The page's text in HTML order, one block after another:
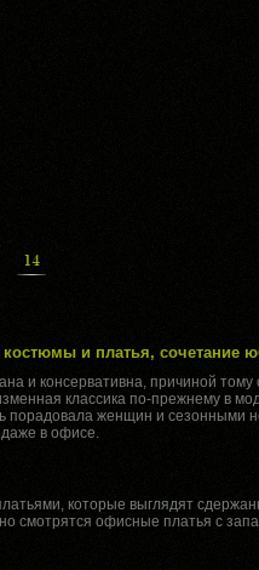
14
и платья, сочетание
и консервативна, причиной
классика по-прежнему в
порадовала женщин и сезонными
даже в офисе.
которые выглядят
смотрятся офисные платья с